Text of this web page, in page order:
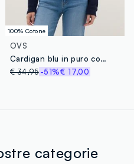
100% Cotone
OVS
Cardigan blu in puro cotone regular fit con bottoni
€ 34,95 -51%€ 17,00
categorie